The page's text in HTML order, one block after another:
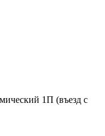
1П (въезд с